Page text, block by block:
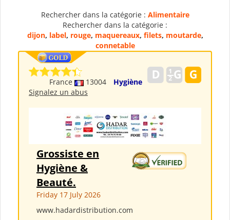
Rechercher dans la catégorie : Alimentaire
Rechercher dans la catégorie :
dijon, label, rouge, maquereaux, filets, moutarde,
connetable
France 13004
Hygiène
Signalez un abus
Grossiste en
Hygiène &
Beauté.
Friday 17 July 2026
www.hadardistribution.com